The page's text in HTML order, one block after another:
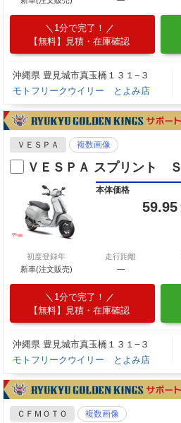
1分で完了！
【無料】見積・在庫確認
沖縄県 豊見城市真玉橋１３１−３
モトフリークウイリー とよみ店
ＶＥＳＰＡ 複数画像
ＶＥＳＰＡ スプリント
本体価格
59.95
初度登録年
新車(注文販売)
走行距離
―
1分で完了！
【無料】見積・在庫確認
沖縄県 豊見城市真玉橋１３１−３
モトフリークウイリー とよみ店
ＣＦＭＯＴＯ 複数画像